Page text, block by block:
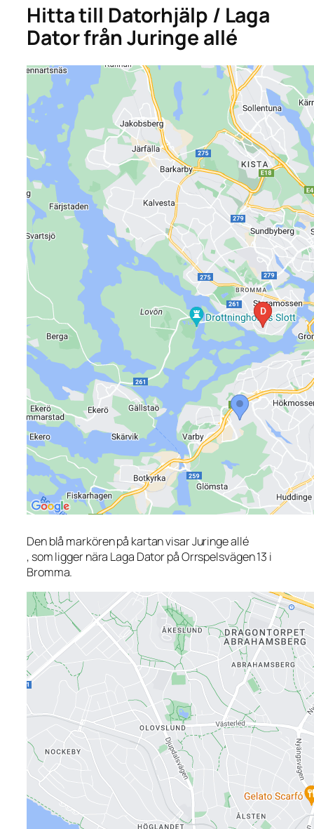
Hitta till Datorhjälp / Laga
Dator från Juringe allé
Den blå markören på kartan visar Juringe allé
, som ligger nära Laga Dator på Orrspelsvägen 13 i
Bromma.